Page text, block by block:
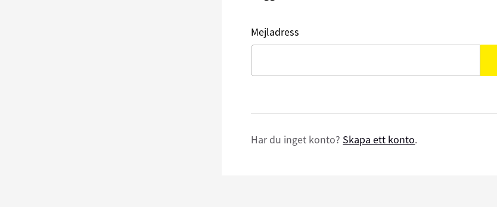
Mejladress
Har du inget konto? Skapa ett konto.